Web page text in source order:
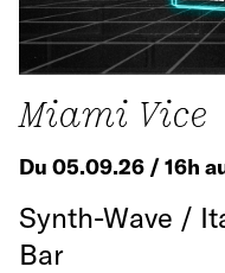
Miami Vice
Du 05.09.26 / 16h
Synth-Wave /
Bar